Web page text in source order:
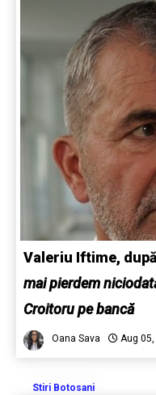
Valeriu Iftime,
mai pierdem
Croitoru pe bancă
Oana Sava Aug
Stiri Botosani